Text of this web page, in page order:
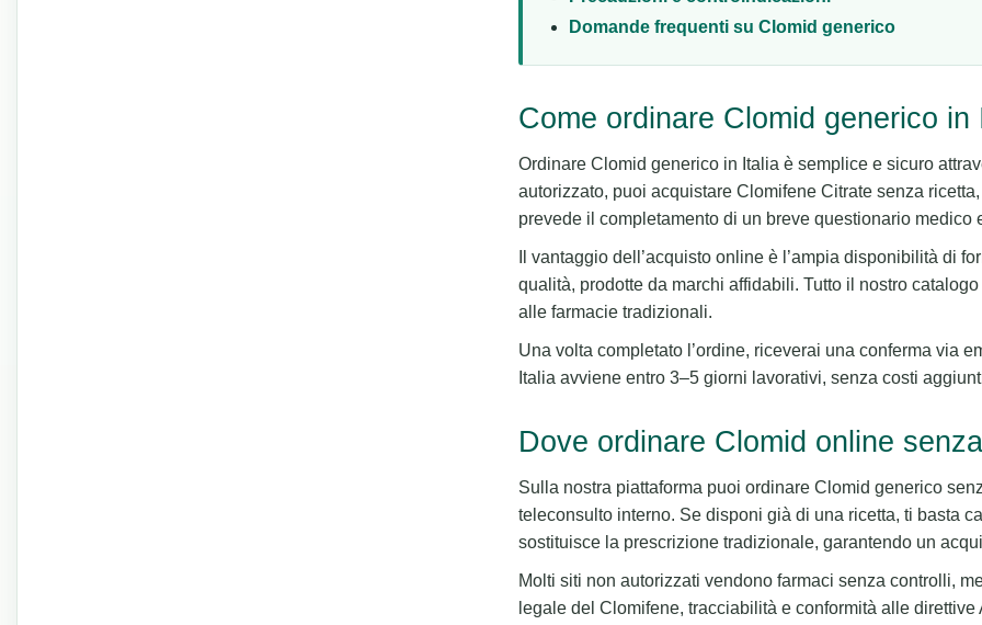
Domande frequenti su Clomid generico
Come ordinare Clomid generico in
Ordinare Clomid generico in Italia è semplice e sicuro
autorizzato, puoi acquistare Clomifene Citrate senza
prevede il completamento di un breve questionario medico
Il vantaggio dell’acquisto online è l’ampia disponibilità di
qualità, prodotte da marchi affidabili. Tutto il nostro
alle farmacie tradizionali.
Una volta completato l’ordine, riceverai una conferma via
Italia avviene entro 3–5 giorni lavorativi, senza costi
Dove ordinare Clomid online
Sulla nostra piattaforma puoi ordinare Clomid generico
teleconsulto interno. Se disponi già di una ricetta, ti basta
sostituisce la prescrizione tradizionale, garantendo un
Molti siti non autorizzati vendono farmaci senza controlli,
legale del Clomifene, tracciabilità e conformità alle